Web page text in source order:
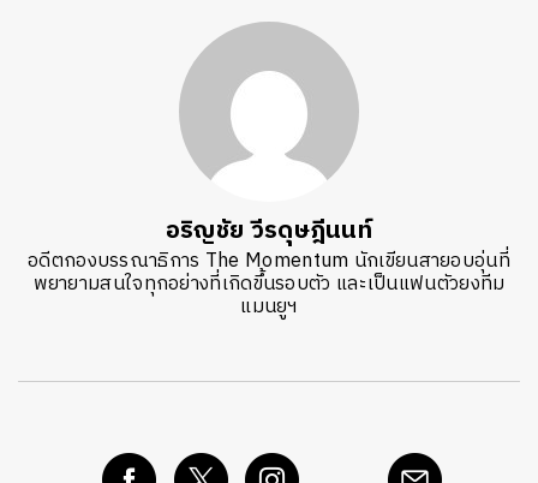
อริญชัย วีรดุษฎีนนท์
อดีตกองบรรณาธิการ The Momentum นักเขียนสายอบอุ่นที่
พยายามสนใจทุกอย่างที่เกิดขึ้นรอบตัว และเป็นแฟนตัวยงทีม
แมนยูฯ